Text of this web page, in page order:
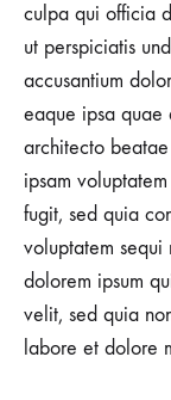
culpa qui officia
ut perspiciatis
accusantium
eaque ipsa quae
architecto
ipsam
fugit, sed quia
voluptatem sequi
dolorem ipsum
velit, sed quia
labore et dolore